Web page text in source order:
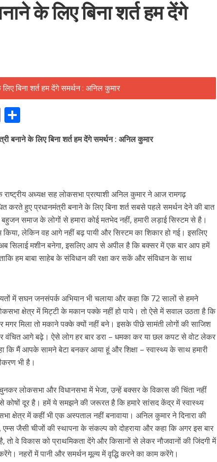
के मांगिला जानु हुआ रिलीज, दर्शकों का मिल रहा भरपूर प्यार
धमाकेदार गाना जल्द, दुबई की खूबसूरत लोकेशन्स पर हो रही है शूटिंग
‘सिर्फ आपके’ की शूटिंग लखनऊ और भोपाल में हुई पूरी”
के‍ लिए बिना शर्त हम देंगे
E
m
ai
h
ar
बनाने के‍ लिए बिना शर्त हम देंगे समर्थन : अनिल कुमार
राष्ट्रीय अध्यक्ष सह लोकसभा प्रत्याशी अनिल कुमार ने आज रामगढ़
करते हुए प्रधानमंत्री बनाने के लिए बिना शर्त सबसे पहले समर्थन देने की बात
समाज के लोगों से हमारा कोई मतभेद नहीं, हमारी लड़ाई सिस्‍टम से है।
लेकिन वह आगे नहीं बढ़ पायी और सिस्‍टम का शिकार हो गई। इसलिए
सिलाई मशीन बनेगा, इसलिए आप से अपील है कि बक्‍सर में एक बार आप हमें
हम बाबा साहेब के संविधान की रक्षा कर सकें और संविधान के साथ
में सघन जनसंपर्क अभियान भी चलाया और कहा कि 72 सालों से हमने
क्षेत्र में मिट्टी के मकान पक्‍के नहीं हो पाये। तो ऐसे में सवाल उठता है कि
मगर मिला तो मकाने पक्‍के क्‍यों नहीं बने। इसके पीछे सामंती लोगों की साजिश
वंचित आगे बढ़े। ऐसे लोग हर बार डरा – धमका कर या छल कपट से वोट लेकर
कि मैं आपके सामने बेटा बनकर आया हूं और शिक्षा – स्‍वास्‍थ्‍य के साथ हमारी
भी है।
लोकसभा और विधानसभा में भेजा, उन्‍हें बक्‍सर के विकास की चिंता नहीं
कोषों दूर है। हमें ये समझने की जरूरत है कि हमारे सांसद केंद्र में स्‍वास्‍थ्‍य
में कहीं भी एक अस्‍पताल नहीं बनावाया। अनिल कुमार ने दिनारा की
एम्‍स जैसी चीजों की स्‍थापना के संकल्‍प को दोहराया और कहा कि अगर इस बार
तो वे विकास को प्राथमिकता देंगे और किसानों से लेकर नौजवानों की जिंदगी में
नहरों में पानी और समर्थन मूल्‍य में वृद्धि करने का काम करेंगे।